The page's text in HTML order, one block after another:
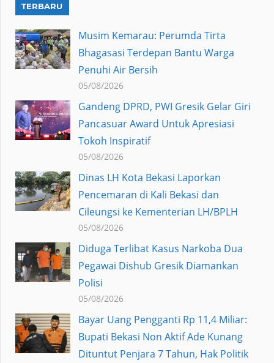
TERBARU
Musim Kemarau: Perumda Tirta
Bhagasasi Terdepan Bantu Warga
Penuhi Air Bersih
05/08/2026
Gandeng DPRD, PWI Gresik Gelar Giri
Pancasuar Award Untuk Apresiasi
Tokoh Inspiratif
05/08/2026
Dinas LH Kota Bekasi Laporkan
Pencemaran di Kali Bekasi dan
Cileungsi ke Kementerian LH/BPLH
05/08/2026
Diduga Terlibat Kasus Narkoba Dua
Pegawai Dishub Gresik Diamankan
Polisi
05/08/2026
Bayar Uang Pengganti Rp 11,4 Miliar:
Bupati Bekasi Non Aktif Ade Kunang
Dituntut Penjara 7 Tahun, Hak Politik